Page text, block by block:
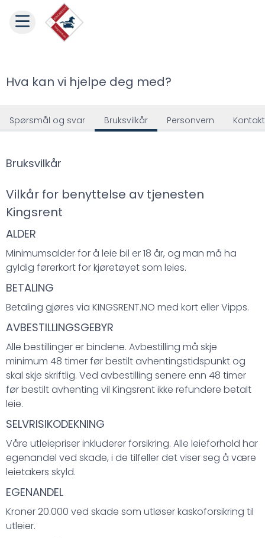
Hva kan vi hjelpe deg med?
Spørsmål og svar Bruksvilkår Personvern
Bruksvilkår
Vilkår for benyttelse av tjenesten
Kingsrent
ALDER
Minimumsalder for å leie bil er 18 år, og man må ha
gyldig førerkort for kjøretøyet som leies.
BETALING
Betaling gjøres via KINGSRENT.NO med kort eller Vipps.
AVBESTILLINGSGEBYR
Alle bestillinger er bindene. Avbestilling må skje
minimum 48 timer før bestilt avhentingstidspunkt og
skal skje skriftlig. Ved avbestilling senere enn 48 timer
før bestilt avhenting vil Kingsrent ikke refundere betalt
leie.
SELVRISIKODEKNING
Våre utleiepriser inkluderer forsikring. Alle leieforhold har
egenandel ved skade, i de tilfeller det viser seg å være
leietakers skyld.
EGENANDEL
Kroner 20.000 ved skade som utløser kaskoforsikring til
utleier.